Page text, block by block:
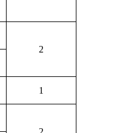
2
1